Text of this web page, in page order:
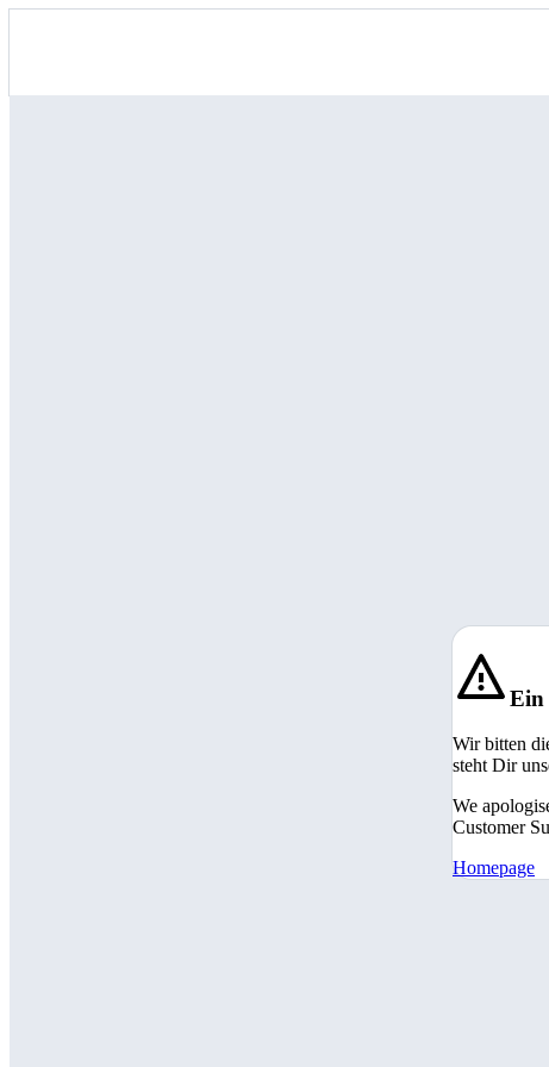
Ein
Wir bitten
steht Dir
We
Customer
Homepage